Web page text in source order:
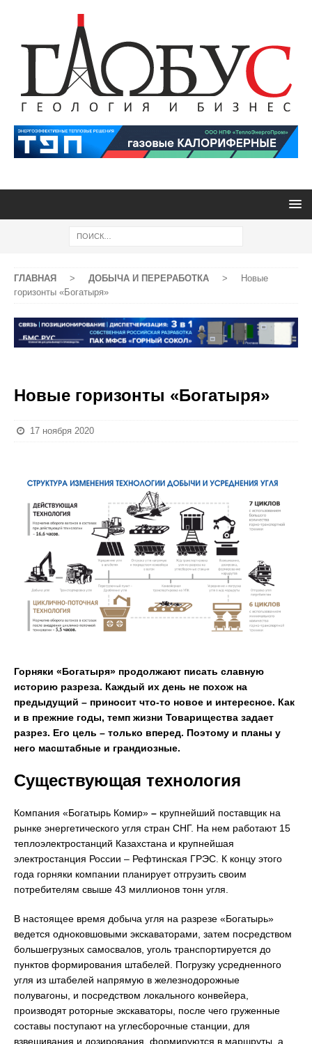
ГЛАВНАЯ > ДОБЫЧА И ПЕРЕРАБОТКА >
Новые
горизонты «Богатыря»
Новые горизонты «Богатыря»
17 ноября 2020
Горняки «Богатыря» продолжают писать славную
историю разреза. Каждый их день не похож на
предыдущий – приносит что-то новое и интересное. Как
и в прежние годы, темп жизни Товарищества задает
разрез. Его цель – только вперед. Поэтому и планы у
него масштабные и грандиозные.
Существующая технология
Компания «Богатырь Комир» – крупнейший поставщик на
рынке энергетического угля стран СНГ. На нем работают 15
теплоэлектростанций Казахстана и крупнейшая
электростанция России – Рефтинская ГРЭС. К концу этого
года горняки компании планирует отгрузить своим
потребителям свыше 43 миллионов тонн угля.
В настоящее время добыча угля на разрезе «Богатырь»
ведется одноковшовыми экскаваторами, затем посредством
большегрузных самосвалов, уголь транспортируется до
пунктов формирования штабелей. Погрузку усредненного
угля из штабелей напрямую в железнодорожные
полувагоны, и посредством локального конвейера,
производят роторные экскаваторы, после чего груженные
составы поступают на углесборочные станции, для
взвешивания и дозирования, формируются в маршруты, а